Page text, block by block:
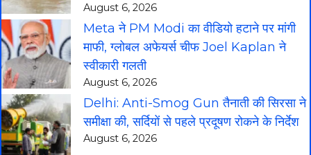
August 6, 2026
Meta ने PM Modi का वीडियो हटाने पर मांगी
माफी, ग्लोबल अफेयर्स चीफ Joel Kaplan ने
स्वीकारी गलती
August 6, 2026
Delhi: Anti-Smog Gun तैनाती की सिरसा ने
समीक्षा की, सर्दियों से पहले प्रदूषण रोकने के निर्देश
August 6, 2026